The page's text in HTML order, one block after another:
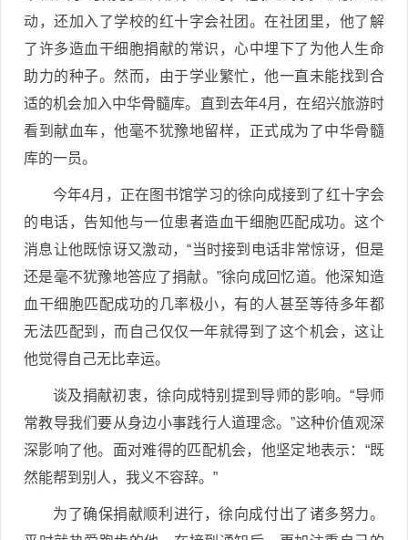
动，还加入了学校的红十字会社团。在社团里，他了解
了许多造血干细胞捐献的常识，心中埋下了为他人生命
助力的种子。然而，由于学业繁忙，他一直未能找到合
适的机会加入中华骨髓库。直到去年4月，在绍兴旅游时
看到献血车，他毫不犹豫地留样，正式成为了中华骨髓
库的一员。
今年4月，正在图书馆学习的徐向成接到了红十字会
的电话，告知他与一位患者造血干细胞匹配成功。这个
消息让他既惊讶又激动，“当时接到电话非常惊讶，但是
还是毫不犹豫地答应了捐献。”徐向成回忆道。他深知造
血干细胞匹配成功的几率极小，有的人甚至等待多年都
无法匹配到，而自己仅仅一年就得到了这个机会，这让
他觉得自己无比幸运。
谈及捐献初衷，徐向成特别提到导师的影响。“导师
常教导我们要从身边小事践行人道理念。”这种价值观深
深影响了他。面对难得的匹配机会，他坚定地表示：“既
然能帮到别人，我义不容辞。”
为了确保捐献顺利进行，徐向成付出了诸多努力。